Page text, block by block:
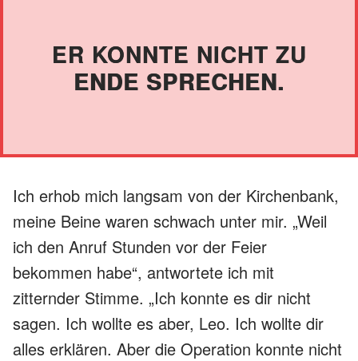
ER KONNTE NICHT ZU
ENDE SPRECHEN.
Ich erhob mich langsam von der Kirchenbank,
meine Beine waren schwach unter mir. „Weil
ich den Anruf Stunden vor der Feier
bekommen habe“, antwortete ich mit
zitternder Stimme. „Ich konnte es dir nicht
sagen. Ich wollte es aber, Leo. Ich wollte dir
alles erklären. Aber die Operation konnte nicht